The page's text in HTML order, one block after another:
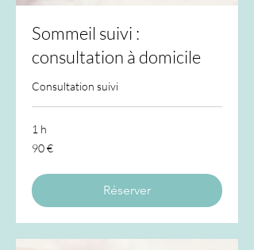
Sommeil suivi :
consultation à domicile
Consultation suivi
1 h
90
euros
90 €
Réserver